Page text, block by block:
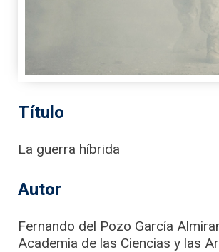
Título
La guerra híbrida
Autor
Fernando del Pozo García
Academia de las Ciencias y las